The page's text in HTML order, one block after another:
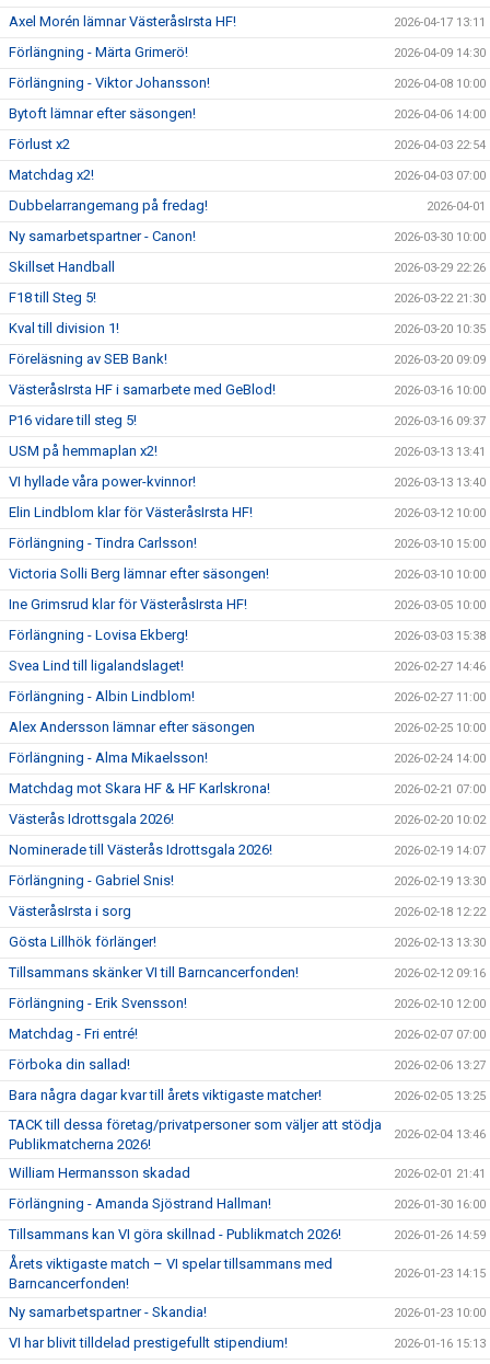
Axel Morén lämnar VästeråsIrsta HF! 2026-04-17 13:11
Förlängning - Märta Grimerö! 2026-04-09 14:30
Förlängning - Viktor Johansson! 2026-04-08 10:00
Bytoft lämnar efter säsongen! 2026-04-06 14:00
Förlust x2 2026-04-03 22:54
Matchdag x2! 2026-04-03 07:00
Dubbelarrangemang på fredag! 2026-04-01
Ny samarbetspartner - Canon! 2026-03-30 10:00
Skillset Handball 2026-03-29 22:26
F18 till Steg 5! 2026-03-22 21:30
Kval till division 1! 2026-03-20 10:35
Föreläsning av SEB Bank! 2026-03-20 09:09
VästeråsIrsta HF i samarbete med GeBlod! 2026-03-16 10:00
P16 vidare till steg 5! 2026-03-16 09:37
USM på hemmaplan x2! 2026-03-13 13:41
VI hyllade våra power-kvinnor! 2026-03-13 13:40
Elin Lindblom klar för VästeråsIrsta HF! 2026-03-12 10:00
Förlängning - Tindra Carlsson! 2026-03-10 15:00
Victoria Solli Berg lämnar efter säsongen! 2026-03-10 10:00
Ine Grimsrud klar för VästeråsIrsta HF! 2026-03-05 10:00
Förlängning - Lovisa Ekberg! 2026-03-03 15:38
Svea Lind till ligalandslaget! 2026-02-27 14:46
Förlängning - Albin Lindblom! 2026-02-27 11:00
Alex Andersson lämnar efter säsongen 2026-02-25 10:00
Förlängning - Alma Mikaelsson! 2026-02-24 14:00
Matchdag mot Skara HF & HF Karlskrona! 2026-02-21 07:00
Västerås Idrottsgala 2026! 2026-02-20 10:02
Nominerade till Västerås Idrottsgala 2026! 2026-02-19 14:07
Förlängning - Gabriel Snis! 2026-02-19 13:30
VästeråsIrsta i sorg 2026-02-18 12:22
Gösta Lillhök förlänger! 2026-02-13 13:30
Tillsammans skänker VI till Barncancerfonden! 2026-02-12 09:16
Förlängning - Erik Svensson! 2026-02-10 12:00
Matchdag - Fri entré! 2026-02-07 07:00
Förboka din sallad! 2026-02-06 13:27
Bara några dagar kvar till årets viktigaste matcher! 2026-02-05 13:25
TACK till dessa företag/privatpersoner som väljer att stödja
Publikmatcherna 2026!
2026-02-04 13:46
William Hermansson skadad 2026-02-01 21:41
Förlängning - Amanda Sjöstrand Hallman! 2026-01-30 16:00
Tillsammans kan VI göra skillnad - Publikmatch 2026! 2026-01-26 14:59
Årets viktigaste match – VI spelar tillsammans med
Barncancerfonden!
2026-01-23 14:15
Ny samarbetspartner - Skandia! 2026-01-23 10:00
VI har blivit tilldelad prestigefullt stipendium! 2026-01-16 15:13